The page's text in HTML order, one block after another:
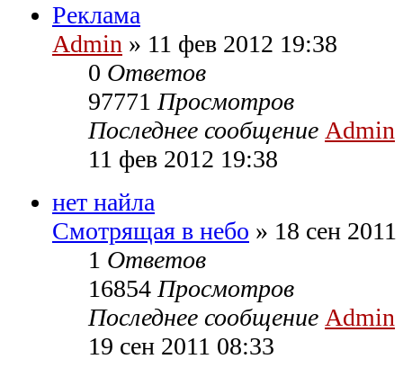
Реклама
Admin » 11 фев 2012 19:38
0 Ответов
97771Просмотров
Последнее сообщение Admin
11 фев 2012 19:38
нет найла
Смотрящая в небо » 18 сен
1 Ответов
16854Просмотров
Последнее сообщение Admin
19 сен 2011 08:33